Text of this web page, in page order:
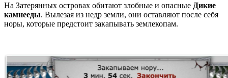
На Затерянных островах обитают злобные и опасные Дикие
камнееды. Вылезая из недр земли, они оставляют после себя
норы, которые предстоит закапывать землекопам.